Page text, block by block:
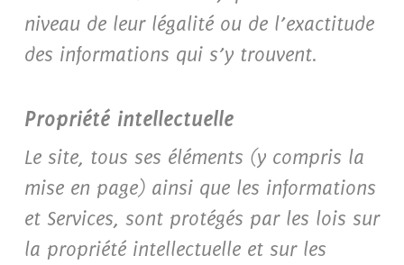
niveau de leur légalité ou de l’exactitude
des informations qui s’y trouvent.
Propriété intellectuelle
Le site, tous ses éléments (y compris la
mise en page) ainsi que les informations
et Services, sont protégés par les lois sur
la propriété intellectuelle et sur les